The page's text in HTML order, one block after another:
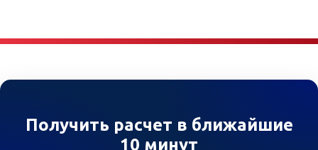
Получить расчет в ближайшие
10 минут